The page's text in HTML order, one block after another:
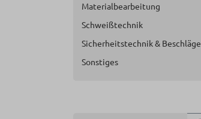
Materialbearbeitung
Schweißtechnik
Sicherheitstechnik & Beschläge
Sonstiges